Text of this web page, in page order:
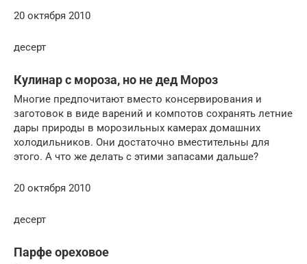
20 октября 2010
десерт
Кулинар с мороза, но не дед Мороз
Многие предпочитают вместо консервирования и
заготовок в виде варений и компотов сохранять летние
дары природы в морозильных камерах домашних
холодильников. Они достаточно вместительны для
этого. А что же делать с этими запасами дальше?
20 октября 2010
десерт
Парфе ореховое